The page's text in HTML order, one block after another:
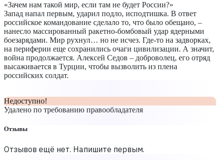
«Зачем нам такой мир, если там не будет России?»
Запад напал первым, ударил подло, исподтишка. В ответ
российское командование сделало то, что было обещано, –
нанесло массированный ракетно-бомбовый удар ядерными
боезарядами. Мир рухнул… но не исчез. Где-то на задворках,
на периферии еще сохранились очаги цивилизации. А значит,
война продолжается. Алексей Седов – доброволец, его отряд
высаживается в Турции, чтобы вызволить из плена
российских солдат.
Недоступно!
Удалено по требованию правообладателя
Отзывы
Отзывов ещё нет. Напишите первым.